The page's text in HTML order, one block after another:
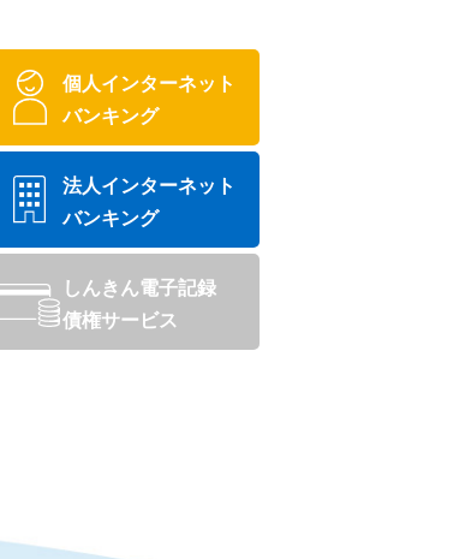
個人インターネット
バンキング
法人インターネット
バンキング
しんきん電子記録
債権サービス